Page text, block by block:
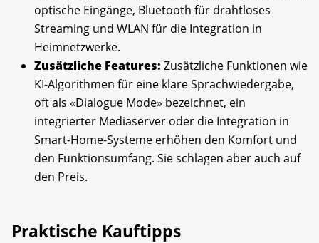
optische Eingänge, Bluetooth für drahtloses
Streaming und WLAN für die Integration in
Heimnetzwerke.
Zusätzliche Features: Zusätzliche Funktionen wie
KI-Algorithmen für eine klare Sprachwiedergabe,
oft als «Dialogue Mode» bezeichnet, ein
integrierter Mediaserver oder die Integration in
Smart-Home-Systeme erhöhen den Komfort und
den Funktionsumfang. Sie schlagen aber auch auf
den Preis.
Praktische Kauftipps